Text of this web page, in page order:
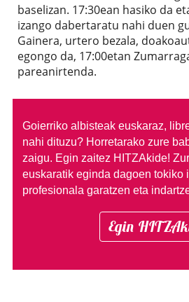
baselizan. 17:30ean hasiko da
izango dabertaratu nahi duen
Gainera, urtero bezala,
egongo da, 17:00etan
pareanirtenda.
Goierriko albisteak euskaraz,
nahi dituzu? Horretarako zure
zaigu. Egin zaitez HITZAkide!
euskaratik eginda dagoen tokiko
profesionala garatzen eta
Egin